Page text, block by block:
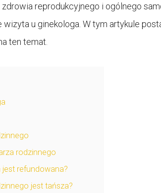
reprodukcyjnego i ogólnego
wizyta u ginekologa. W tym artykule
ten temat.
rodzinnego
refundowana?
jest tańsza?